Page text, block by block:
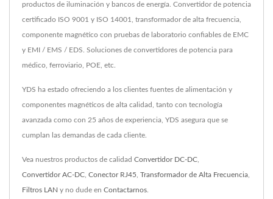
productos de iluminación y bancos de energía. Convertidor de potencia
certificado ISO 9001 y ISO 14001, transformador de alta frecuencia,
componente magnético con pruebas de laboratorio confiables de EMC
y EMI / EMS / EDS. Soluciones de convertidores de potencia para
médico, ferroviario, POE, etc.
YDS ha estado ofreciendo a los clientes fuentes de alimentación y
componentes magnéticos de alta calidad, tanto con tecnología
avanzada como con 25 años de experiencia, YDS asegura que se
cumplan las demandas de cada cliente.
Vea nuestros productos de calidad Convertidor DC-DC
Convertidor AC-DC Conector RJ45 Transformador de Alta Frecuencia
Filtros LAN y no dude en Contactarnos